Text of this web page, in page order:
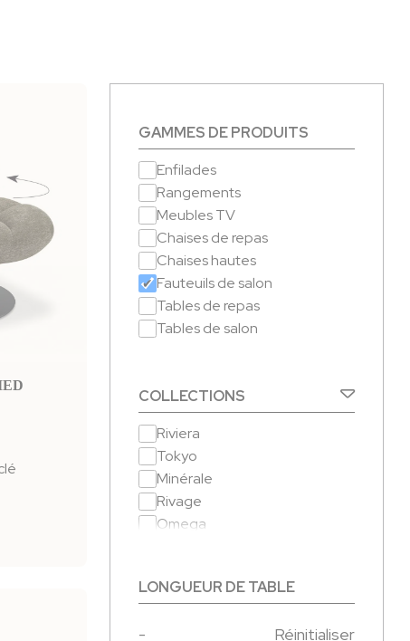
GAMMES DE PRODUITS
Enfilades
Rangements
Meubles TV
Chaises de repas
Chaises hautes
Fauteuils de salon
Tables de repas
Tables de salon
COLLECTIONS
Riviera
Tokyo
Minérale
Rivage
Omega
Malaga
Tables de salon déco
LONGUEUR DE TABLE
- Réinitialiser